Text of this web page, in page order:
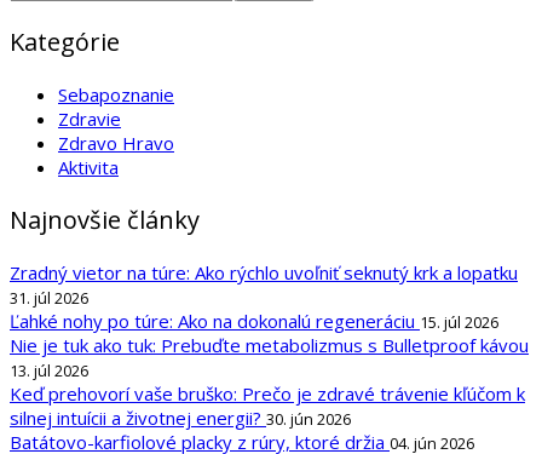
Kategórie
Sebapoznanie
Zdravie
Zdravo Hravo
Aktivita
Najnovšie články
Zradný vietor na túre: Ako rýchlo uvoľniť seknutý krk a lopatku
31. júl 2026
Ľahké nohy po túre: Ako na dokonalú regeneráciu 15. júl 2026
Nie je tuk ako tuk: Prebuďte metabolizmus s Bulletproof kávou
13. júl 2026
Keď prehovorí vaše bruško: Prečo je zdravé trávenie kľúčom k
silnej intuícii a životnej energii? 30. jún 2026
Batátovo-karfiolové placky z rúry, ktoré držia 04. jún 2026